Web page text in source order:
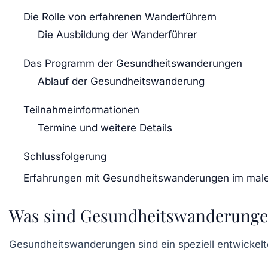
Die Rolle von erfahrenen Wanderführern
Die Ausbildung der Wanderführer
Das Programm der Gesundheitswanderungen
Ablauf der Gesundheitswanderung
Teilnahmeinformationen
Termine und weitere Details
Schlussfolgerung
Erfahrungen mit Gesundheitswanderungen im
Was sind
Gesundheitswanderungen sind ein speziell